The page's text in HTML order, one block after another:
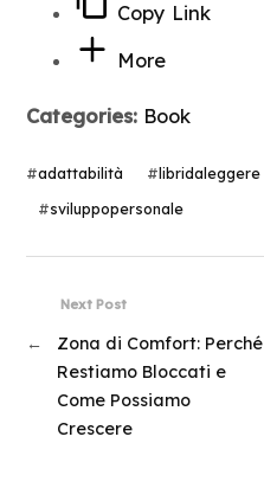
Copy Link
More
Categories: Book
#adattabilità #libridaleggere
#sviluppopersonale
Next Post
←
Zona di Comfort: Perché
Restiamo Bloccati e
Come Possiamo
Crescere